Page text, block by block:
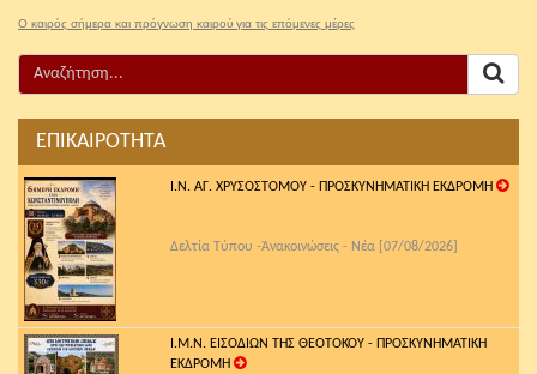
Ο καιρός σήμερα και πρόγνωση καιρού για τις επόμενες μέρες
ΕΠΙΚΑΙΡΟΤΗΤΑ
Ι.Ν. ΑΓ. ΧΡΥΣΟΣΤΟΜΟΥ - ΠΡΟΣΚΥΝΗΜΑΤΙΚΗ ΕΚΔΡΟΜΗ
Δελτία Τύπου -Ἀνακοινώσεις - Νέα [07/08/2026]
Ι.Μ.Ν. ΕΙΣΟΔΙΩΝ ΤΗΣ ΘΕΟΤΟΚΟΥ - ΠΡΟΣΚΥΝΗΜΑΤΙΚΗ
ΕΚΔΡΟΜΗ